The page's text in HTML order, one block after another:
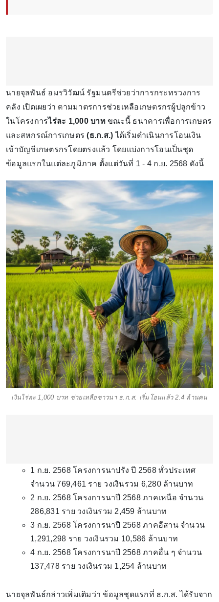
นายจุลพันธ์ อมรวิวัฒน์ รัฐมนตรีช่วยว่าการกระทรวงการ
คลัง เปิดเผยว่า ตามมาตรการช่วยเหลือเกษตรกรผู้ปลูกข้าว
ในโครงการไร่ละ 1,000 บาทขณะนี้ ธนาคารเพื่อการเกษตร
และสหกรณ์การเกษตร(ธ.ก.ส.) ได้เริ่มดำเนินการโอนเงิน
เข้าบัญชีเกษตรกรโดยตรงแล้ว โดยแบ่งการโอนเป็นชุด
ข้อมูลแรกในแต่ละภูมิภาค ตั้งแต่วันที่ 1 - 4 ก.ย. 2568 ดังนี้
เงินไร่ละ 1,000 บาท ช่วยเหลือชาวนา ธ.ก.ส. เริ่มโอนแล้ว 2.4 ล้านคน
1 ก.ย. 2568 โครงการนาปรัง ปี 2568 ทั่วประเทศ
จำนวน 769,461 ราย วงเงินรวม 6,280 ล้านบาท
2 ก.ย. 2568 โครงการนาปี 2568 ภาคเหนือ จำนวน
286,831 ราย วงเงินรวม 2,459 ล้านบาท
3 ก.ย. 2568 โครงการนาปี 2568 ภาคอีสาน จำนวน
1,291,298 ราย วงเงินรวม 10,586 ล้านบาท
4 ก.ย. 2568 โครงการนาปี 2568 ภาคอื่น ๆ จำนวน
137,478 ราย วงเงินรวม 1,254 ล้านบาท
นายจุลพันธ์กล่าวเพิ่มเติมว่า ข้อมูลชุดแรกที่ ธ.ก.ส. ได้รับจาก